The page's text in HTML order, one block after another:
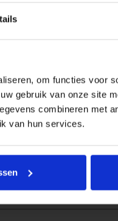
om functies voor
gebruik van onze site
combineren met
van hun services.